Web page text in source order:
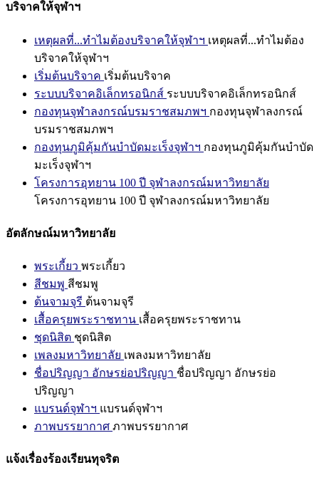
บริจาคให้จุฬาฯ
เหตุผลที่...ทำไมต้องบริจาคให้จุฬาฯ เหตุผลที่...ทำไมต้อง
บริจาคให้จุฬาฯ
เริ่มต้นบริจาค เริ่มต้นบริจาค
ระบบบริจาคอิเล็กทรอนิกส์ ระบบบริจาคอิเล็กทรอนิกส์
กองทุนจุฬาลงกรณ์บรมราชสมภพฯ กองทุนจุฬาลงกรณ์
บรมราชสมภพฯ
กองทุนภูมิคุ้มกันบำบัดมะเร็งจุฬาฯ กองทุนภูมิคุ้มกันบำบัด
มะเร็งจุฬาฯ
โครงการอุทยาน 100 ปี จุฬาลงกรณ์มหาวิทยาลัย
โครงการอุทยาน 100 ปี จุฬาลงกรณ์มหาวิทยาลัย
อัตลักษณ์มหาวิทยาลัย
พระเกี้ยว พระเกี้ยว
สีชมพู สีชมพู
ต้นจามจุรี ต้นจามจุรี
เสื้อครุยพระราชทาน เสื้อครุยพระราชทาน
ชุดนิสิต ชุดนิสิต
เพลงมหาวิทยาลัย เพลงมหาวิทยาลัย
ชื่อปริญญา อักษรย่อปริญญา ชื่อปริญญา อักษรย่อ
ปริญญา
แบรนด์จุฬาฯ แบรนด์จุฬาฯ
ภาพบรรยากาศ ภาพบรรยากาศ
แจ้งเรื่องร้องเรียนทุจริต